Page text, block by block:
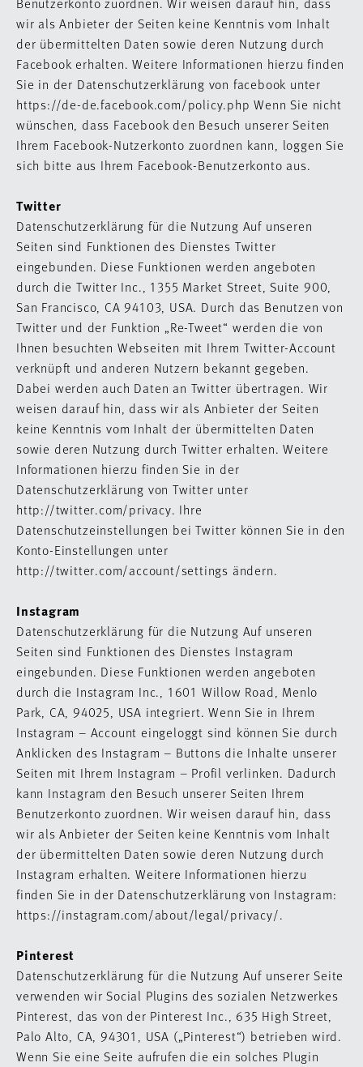
wir als Anbieter der Seiten keine Kenntnis vom Inhalt
der übermittelten Daten sowie deren Nutzung durch
Facebook erhalten. Weitere Informationen hierzu finden
Sie in der Datenschutzerklärung von facebook unter
https://de-de.facebook.com/policy.php Wenn Sie nicht
wünschen, dass Facebook den Besuch unserer Seiten
Ihrem Facebook-Nutzerkonto zuordnen kann, loggen Sie
sich bitte aus Ihrem Facebook-Benutzerkonto aus.
Twitter
Datenschutzerklärung für die Nutzung Auf unseren
Seiten sind Funktionen des Dienstes Twitter
eingebunden. Diese Funktionen werden angeboten
durch die Twitter Inc., 1355 Market Street, Suite 900,
San Francisco, CA 94103, USA. Durch das Benutzen von
Twitter und der Funktion „Re-Tweet“ werden die von
Ihnen besuchten Webseiten mit Ihrem Twitter-Account
verknüpft und anderen Nutzern bekannt gegeben.
Dabei werden auch Daten an Twitter übertragen. Wir
weisen darauf hin, dass wir als Anbieter der Seiten
keine Kenntnis vom Inhalt der übermittelten Daten
sowie deren Nutzung durch Twitter erhalten. Weitere
Informationen hierzu finden Sie in der
Datenschutzerklärung von Twitter unter
http://twitter.com/privacy. Ihre
Datenschutzeinstellungen bei Twitter können Sie in den
Konto-Einstellungen unter
http://twitter.com/account/settings ändern.
Instagram
Datenschutzerklärung für die Nutzung Auf unseren
Seiten sind Funktionen des Dienstes Instagram
eingebunden. Diese Funktionen werden angeboten
durch die Instagram Inc., 1601 Willow Road, Menlo
Park, CA, 94025, USA integriert. Wenn Sie in Ihrem
Instagram – Account eingeloggt sind können Sie durch
Anklicken des Instagram – Buttons die Inhalte unserer
Seiten mit Ihrem Instagram – Profil verlinken. Dadurch
kann Instagram den Besuch unserer Seiten Ihrem
Benutzerkonto zuordnen. Wir weisen darauf hin, dass
wir als Anbieter der Seiten keine Kenntnis vom Inhalt
der übermittelten Daten sowie deren Nutzung durch
Instagram erhalten. Weitere Informationen hierzu
finden Sie in der Datenschutzerklärung von Instagram:
https://instagram.com/about/legal/privacy/.
Pinterest
Datenschutzerklärung für die Nutzung Auf unserer Seite
verwenden wir Social Plugins des sozialen Netzwerkes
Pinterest, das von der Pinterest Inc., 635 High Street,
Palo Alto, CA, 94301, USA („Pinterest“) betrieben wird.
Wenn Sie eine Seite aufrufen die ein solches Plugin